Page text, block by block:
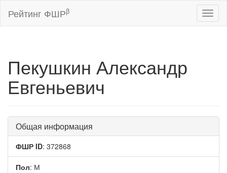
Рейтинг ФШРβ
Пекушкин Александр
Евгеньевич
Общая информация
ФШР ID: 372868
Пол: М